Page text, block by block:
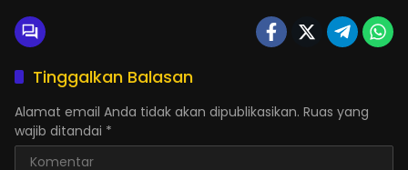
Tinggalkan Balasan
Alamat email Anda tidak akan dipublikasikan. Ruas yang
wajib ditandai *